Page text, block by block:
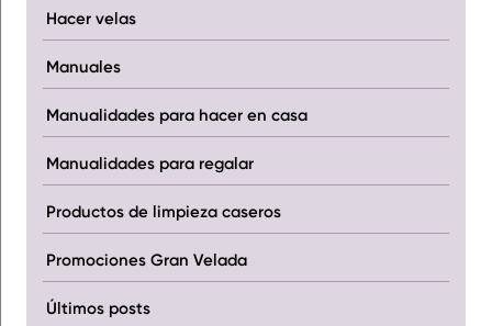
Hacer velas
Manuales
Manualidades para hacer en casa
Manualidades para regalar
Productos de limpieza caseros
Promociones Gran Velada
Últimos posts